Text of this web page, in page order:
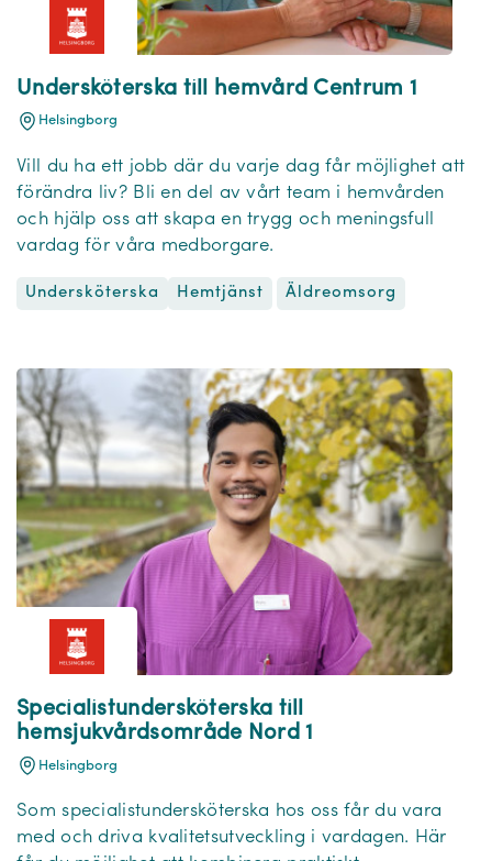
Undersköterska till hemvård Centrum 1
Helsingborg
Vill du ha ett jobb där du varje dag får möjlighet att
förändra liv? Bli en del av vårt team i hemvården
och hjälp oss att skapa en trygg och meningsfull
vardag för våra medborgare.
Undersköterska Hemtjänst Äldreomsorg
Specialistundersköterska till
hemsjukvårdsområde Nord 1
Helsingborg
Som specialistundersköterska hos oss får du vara
med och driva kvalitetsutveckling i vardagen. Här